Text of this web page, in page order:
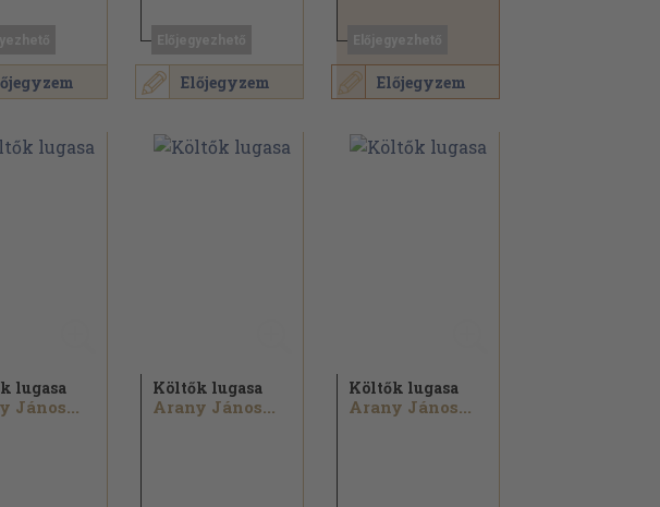
Előjegyzem Előjegyzem
lugasa
János...
Költők lugasa
Arany János...
Költők lugasa
Arany János...